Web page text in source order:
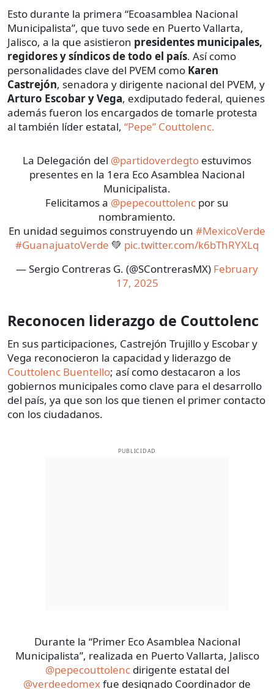
Esto durante la primera “Ecoasamblea Nacional
Municipalista”, que tuvo sede en Puerto Vallarta,
Jalisco, a la que asistieron presidentes municipales,
regidores y síndicos de todo el país. Así como
personalidades clave del PVEM como Karen
Castrejón, senadora y dirigente nacional del PVEM, y
Arturo Escobar y Vega, exdiputado federal, quienes
además fueron los encargados de tomarle protesta
al también líder estatal, “Pepe” Couttolenc.
La Delegación del @partidoverdegto estuvimos
presentes en la 1era Eco Asamblea Nacional
Municipalista.
Felicitamos a @pepecouttolenc por su
nombramiento.
En unidad seguimos construyendo un #MexicoVerde
#GuanajuatoVerde 💚 pic.twitter.com/k6bThRYXLq
— Sergio Contreras G. (@SContrerasMX) February
17, 2025
Reconocen liderazgo de Couttolenc
En sus participaciones, Castrejón Trujillo y Escobar y
Vega reconocieron la capacidad y liderazgo de
Couttolenc Buentello; así como destacaron a los
gobiernos municipales como clave para el desarrollo
del país, ya que son los que tienen el primer contacto
con los ciudadanos.
PUBLICIDAD
Durante la “Primer Eco Asamblea Nacional
Municipalista”, realizada en Puerto Vallarta, Jalisco
@pepecouttolencdirigente estatal del
@verdeedomexfue designado Coordinador de